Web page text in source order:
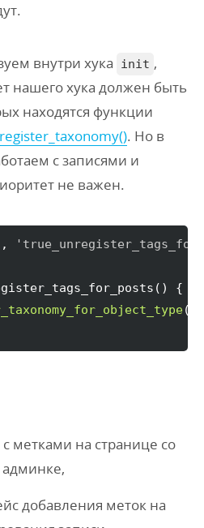
внутри хука init ,
нашего хука должен быть
находятся функции
register_taxonomy(). Но в
с записями и
не важен.
,
( )
{
(
метками на странице со
добавления меток на